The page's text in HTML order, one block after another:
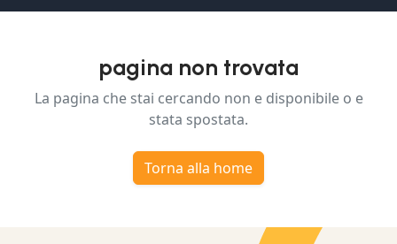
pagina non trovata
La pagina che stai cercando non e disponibile o e
stata spostata.
Torna alla home